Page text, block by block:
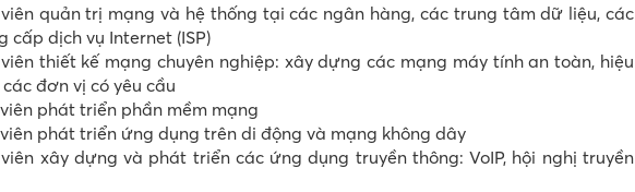
quản trị mạng và hệ thống tại các ngân hàng, các trung tâm dữ liệu, các
cấp dịch vụ Internet (ISP)
thiết kế mạng chuyên nghiệp: xây dựng các mạng máy tính an toàn, hiệu
đơn vị có yêu cầu
phát triển phần mềm mạng
phát triển ứng dụng trên di động và mạng không dây
xây dựng và phát triển các ứng dụng truyền thông: VoIP, hội nghị truyền